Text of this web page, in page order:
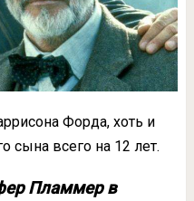
Форда, хоть и
сына всего на 12 лет.
Пламмер в